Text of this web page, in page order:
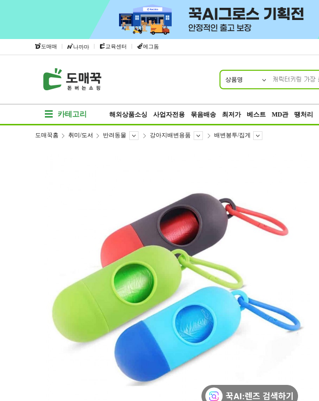
도매매 | 나까마 | 교육센터 | 에그돔
상품명
카테고리 해외상품소싱 사업자전용 묶음배송 최저가 베스트 MD관 땡처리
도매꾹홈 취미/도서 반려동물 강아지배변용품 배변봉투/집게